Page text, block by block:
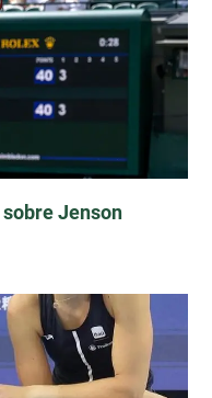
Jenson